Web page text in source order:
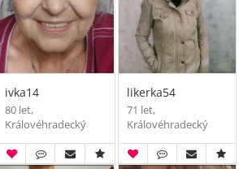
ivka14
80 let,
Královéhradecký
likerka54
71 let,
Královéhradecký